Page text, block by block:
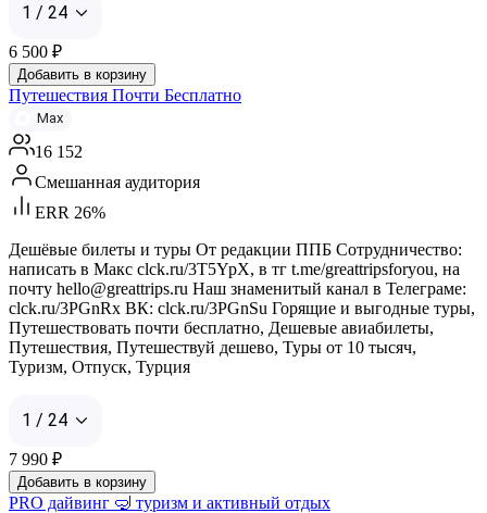
1 / 24
6 500 ₽
Добавить в корзину
Путешествия Почти Бесплатно
Max
16 152
Смешанная аудитория
ERR 26%
Дешёвые билеты и туры От редакции ППБ Сотрудничество:
написать в Макс clck.ru/3T5YpX, в тг t.me/greattripsforyou, на
почту hello@greattrips.ru Наш знаменитый канал в Телеграме:
clck.ru/3PGnRx ВК: clck.ru/3PGnSu Горящие и выгодные туры,
Путешествовать почти бесплатно, Дешевые авиабилеты,
Путешествия, Путешествуй дешево, Туры от 10 тысяч,
Туризм, Отпуск, Турция
1 / 24
7 990 ₽
Добавить в корзину
PRO дайвинг 🤿 туризм и активный отдых